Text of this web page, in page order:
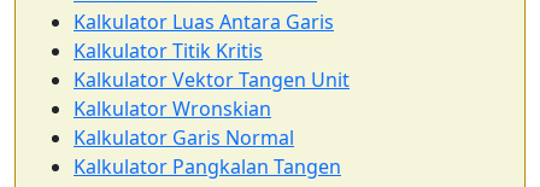
Kalkulator Luas Antara Garis
Kalkulator Titik Kritis
Kalkulator Vektor Tangen Unit
Kalkulator Wronskian
Kalkulator Garis Normal
Kalkulator Pangkalan Tangen